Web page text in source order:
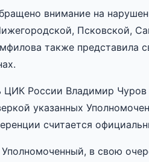
внимание на
Псковской,
также представила
ЦИК России Владимир
указанных
считается
в свою